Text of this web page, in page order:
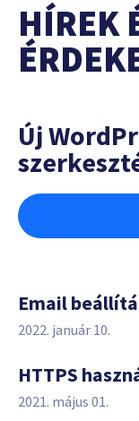
HÍREK
Új
Email
2022. január 10.
HTTPS
2021. május 01.